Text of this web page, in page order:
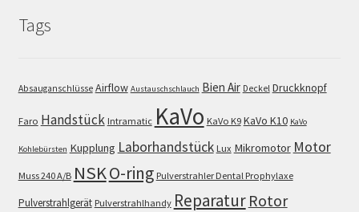
Tags
Absauganschlüsse Airflow Austauschschlauch Bien Air Deckel Druckknopf
Faro Handstück Intramatic KaVo KaVo K9 KaVo K10 KaVo
Kohlebürsten Kupplung Laborhandstück Lux Mikromotor Motor
Muss 240 A/B NSKO-ring Pulverstrahler Dental Prophylaxe
Pulverstrahlgerät Pulverstrahlhandy Reparatur Rotor